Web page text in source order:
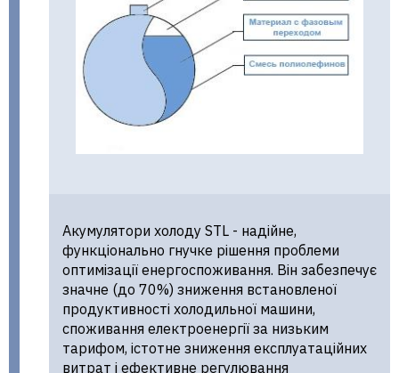
Акумулятори холоду STL - надійне,
функціонально гнучке рішення проблеми
оптимізації енергоспоживання. Він забезпечує
значне (до 70%) зниження встановленої
продуктивності холодильної машини,
споживання електроенергії за низьким
тарифом, істотне зниження експлуатаційних
витрат і ефективне регулювання